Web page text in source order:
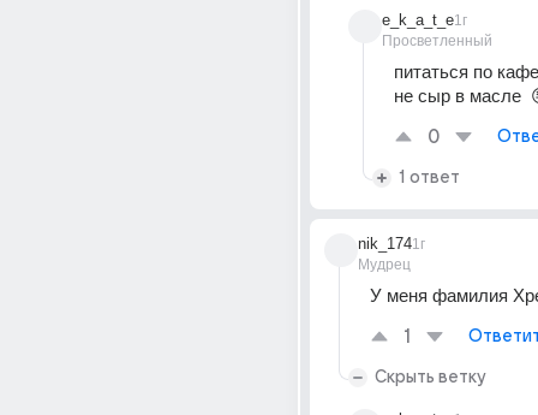
e_k_a_t_e
Просветленный
1г
питаться по
не сыр в масле
0
1 ответ
nik_174
Мудрец
1г
У меня фамилия
1
Скрыть ветку